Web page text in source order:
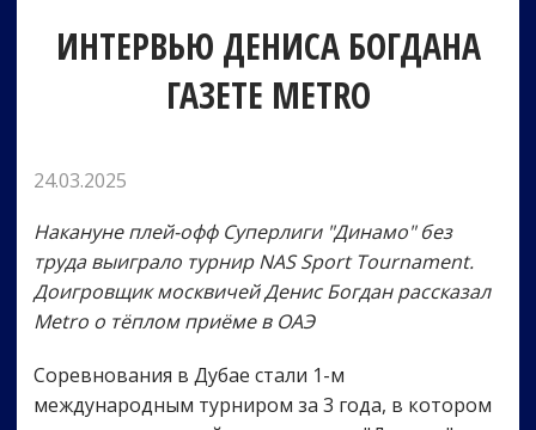
ИНТЕРВЬЮ ДЕНИСА БОГДАНА
ГАЗЕТЕ METRO
24.03.2025
Накануне плей-офф Суперлиги "Динамо" без
труда выиграло турнир NAS Sport Tournament.
Доигровщик москвичей Денис Богдан рассказал
Metro о тёплом приёме в ОАЭ
Соревнования в Дубае стали 1-м
международным турниром за 3 года, в котором